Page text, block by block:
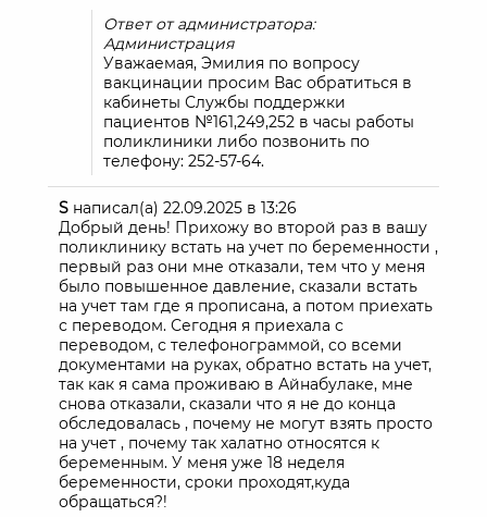
Ответ от администратора:
Администрация
Уважаемая, Эмилия по вопросу
вакцинации просим Вас обратиться в
кабинеты Службы поддержки
пациентов №161,249,252 в часы работы
поликлиники либо позвонить по
телефону: 252-57-64.
S написал(а) 22.09.2025 в 13:26
Добрый день! Прихожу во второй раз в вашу
поликлинику встать на учет по беременности ,
первый раз они мне отказали, тем что у меня
было повышенное давление, сказали встать
на учет там где я прописана, а потом приехать
с переводом. Сегодня я приехала с
переводом, с телефонограммой, со всеми
документами на руках, обратно встать на учет,
так как я сама проживаю в Айнабулаке, мне
снова отказали, сказали что я не до конца
обследовалась , почему не могут взять просто
на учет , почему так халатно относятся к
беременным. У меня уже 18 неделя
беременности, сроки проходят,куда
обращаться?!